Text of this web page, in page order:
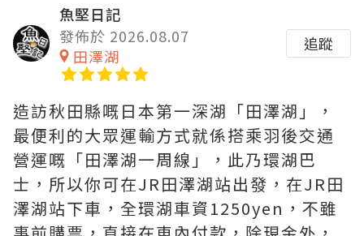
魚堅日記
發佈於 2026.08.07
田澤湖
追蹤
造訪秋田縣嘅日本第一深湖「田澤湖」，
最便利的大眾運輸方式就係搭乘羽後交通
營運嘅「田澤湖一周線」，此乃環湖巴
士，所以你可在JR田澤湖站出發，在JR田
澤湖站下車，全環湖車資1250yen，不雖